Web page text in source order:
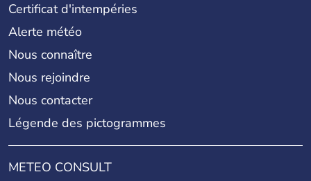
Certificat d'intempéries
Alerte météo
Nous connaître
Nous rejoindre
Nous contacter
Légende des pictogrammes
METEO CONSULT